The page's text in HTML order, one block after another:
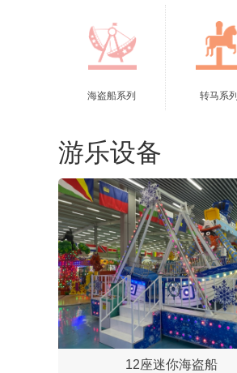
海盗船系列 转马系列
游乐设备
12座迷你海盗船